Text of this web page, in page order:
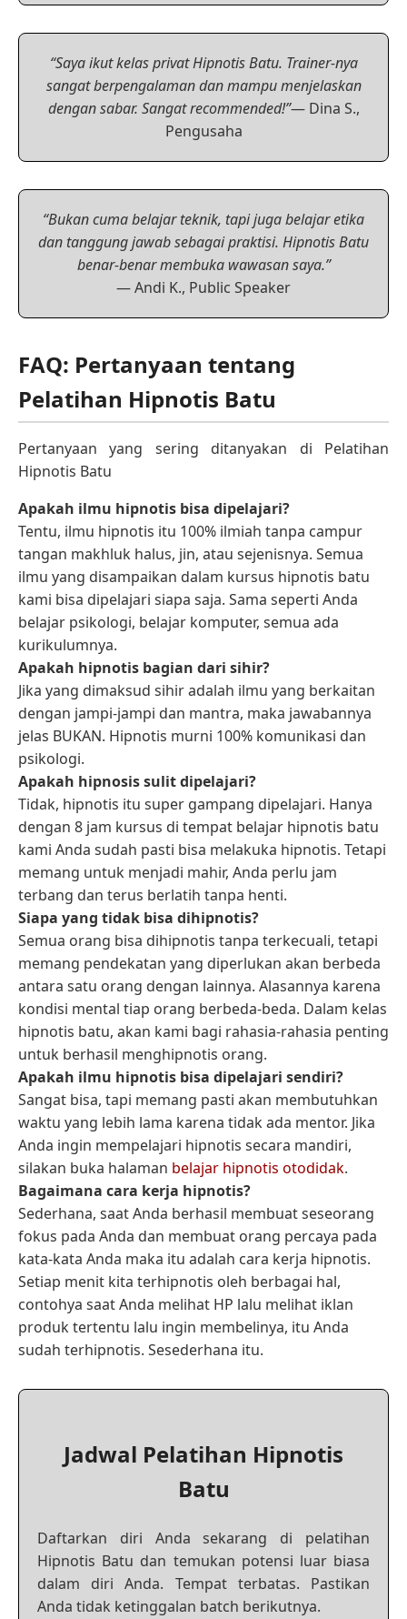
“Saya ikut kelas privat Hipnotis Batu. Trainer-nya
sangat berpengalaman dan mampu menjelaskan
dengan sabar. Sangat recommended!”— Dina S.,
Pengusaha
“Bukan cuma belajar teknik, tapi juga belajar etika
dan tanggung jawab sebagai praktisi. Hipnotis Batu
benar-benar membuka wawasan saya.”
— Andi K., Public Speaker
FAQ: Pertanyaan tentang
Pelatihan Hipnotis Batu
Pertanyaan yang sering ditanyakan di Pelatihan
Hipnotis Batu
Apakah ilmu hipnotis bisa dipelajari?
Tentu, ilmu hipnotis itu 100% ilmiah tanpa campur
tangan makhluk halus, jin, atau sejenisnya. Semua
ilmu yang disampaikan dalam kursus hipnotis batu
kami bisa dipelajari siapa saja. Sama seperti Anda
belajar psikologi, belajar komputer, semua ada
kurikulumnya.
Apakah hipnotis bagian dari sihir?
Jika yang dimaksud sihir adalah ilmu yang berkaitan
dengan jampi-jampi dan mantra, maka jawabannya
jelas BUKAN. Hipnotis murni 100% komunikasi dan
psikologi.
Apakah hipnosis sulit dipelajari?
Tidak, hipnotis itu super gampang dipelajari. Hanya
dengan 8 jam kursus di tempat belajar hipnotis batu
kami Anda sudah pasti bisa melakuka hipnotis. Tetapi
memang untuk menjadi mahir, Anda perlu jam
terbang dan terus berlatih tanpa henti.
Siapa yang tidak bisa dihipnotis?
Semua orang bisa dihipnotis tanpa terkecuali, tetapi
memang pendekatan yang diperlukan akan berbeda
antara satu orang dengan lainnya. Alasannya karena
kondisi mental tiap orang berbeda-beda. Dalam kelas
hipnotis batu, akan kami bagi rahasia-rahasia penting
untuk berhasil menghipnotis orang.
Apakah ilmu hipnotis bisa dipelajari sendiri?
Sangat bisa, tapi memang pasti akan membutuhkan
waktu yang lebih lama karena tidak ada mentor. Jika
Anda ingin mempelajari hipnotis secara mandiri,
silakan buka halaman belajar hipnotis otodidak.
Bagaimana cara kerja hipnotis?
Sederhana, saat Anda berhasil membuat seseorang
fokus pada Anda dan membuat orang percaya pada
kata-kata Anda maka itu adalah cara kerja hipnotis.
Setiap menit kita terhipnotis oleh berbagai hal,
contohya saat Anda melihat HP lalu melihat iklan
produk tertentu lalu ingin membelinya, itu Anda
sudah terhipnotis. Sesederhana itu.
Jadwal Pelatihan Hipnotis
Batu
Daftarkan diri Anda sekarang di pelatihan
Hipnotis Batu dan temukan potensi luar biasa
dalam diri Anda. Tempat terbatas. Pastikan
Anda tidak ketinggalan batch berikutnya.